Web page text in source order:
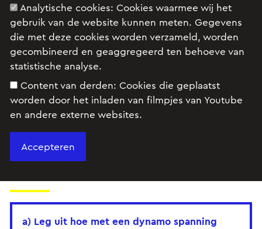
Met een fietsdynamo kunnen we de lampjes van
een fiets laten branden.
a) Leg uit hoe met een dynamo spanning
Analytische cookies: Cookies waarmee wij het
gebruik van de website kunnen meten. Gegevens
die met deze cookies worden verzameld, worden
gecombineerd en geaggregeerd ten behoeve van
statistische analyse.
Content van derden: Cookies die geplaatst
worden door het inladen van filmpjes van Youtube
en andere externe websites.